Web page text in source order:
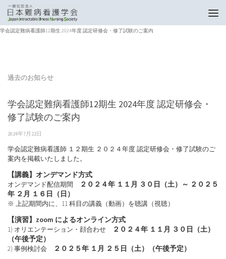
トップページ 過去のお知らせ
学会認定難病看護師12期生 2024年度 認定研修会・修了試験のご案内
過去のお知らせ
学会認定難病看護師12期生 2024年度 認定研修会・
修了試験のご案内
2024年7月22日
学会認定難病看護師 １２期生 ２０２４年度 認定研修会・修了試験のご
案内を掲載いたしました。
【講義】オンデマンド方式
オンデマンド配信期間
２０２４年 １１月 ３０日（土）～ ２０２５
年 ２月 １６日（日）
※ 上記期間内に、11 科目の講義（動画）を聴講（視聴）
【演習】zoom によるオンライン方式
1) オリエンテーション・顔合わせ
２０２４年 １１月 ３０日（土）
（午後予定）
2) 事例検討会
２０２５年 １月 ２５日（土）（午後予定）